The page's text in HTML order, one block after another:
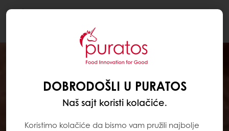
DOBRODOŠLI U PURATOS
Naš sajt koristi kolačiće.
Koristimo kolačiće da bismo vam pružili najbolje